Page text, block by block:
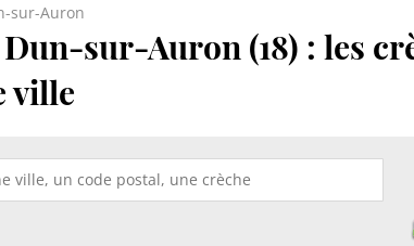
sur-Auron
sur-Auron (18) : les
ville